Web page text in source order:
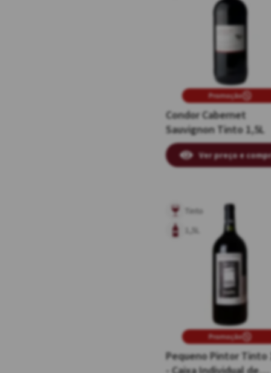
Promoção
Condor Cabernet
Sauvignon Tinto 1,5L
Ver preço e
Promoção
Pequeno Pintor Tinto
Tinto
1,5L